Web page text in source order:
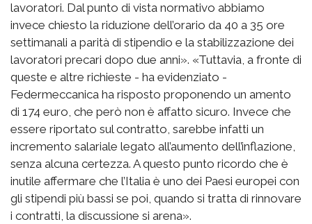
lavoratori. Dal punto di vista normativo abbiamo
invece chiesto la riduzione dell’orario da 40 a 35 ore
settimanali a parità di stipendio e la stabilizzazione dei
lavoratori precari dopo due anni». «Tuttavia, a fronte di
queste e altre richieste - ha evidenziato -
Federmeccanica ha risposto proponendo un amento
di 174 euro, che però non è affatto sicuro. Invece che
essere riportato sul contratto, sarebbe infatti un
incremento salariale legato all’aumento dell’inflazione,
senza alcuna certezza. A questo punto ricordo che è
inutile affermare che l’Italia è uno dei Paesi europei con
gli stipendi più bassi se poi, quando si tratta di rinnovare
i contratti, la discussione si arena».